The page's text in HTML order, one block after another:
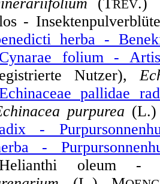
REV
-
herba -
Cynarae folium -
Nutzer),
pallidae
purpurea
-
-
oleum -